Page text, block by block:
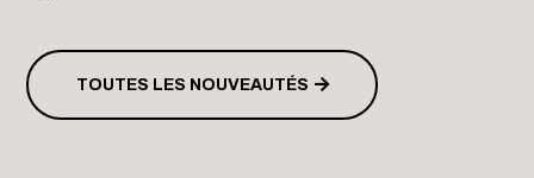
TOUTES LES NOUVEAUTÉS